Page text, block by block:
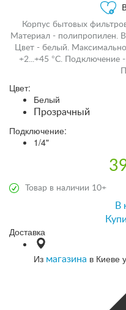
Корпус бытовых
Материал -
Цвет - белый.
+2...+45 °С. Подключение
Цвет:
Белый
Прозрачный
Подключение:
1/4"
Товар в наличии 10+
В
Доставка
Из магазина в Киеве